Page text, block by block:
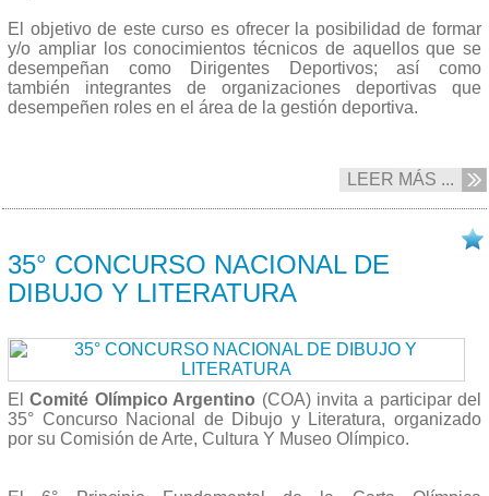
El objetivo de este curso es ofrecer la posibilidad de formar
y/o ampliar los conocimientos técnicos de aquellos que se
desempeñan como Dirigentes Deportivos; así como
también integrantes de organizaciones deportivas que
desempeñen roles en el área de la gestión deportiva.
LEER MÁS ...
35° CONCURSO NACIONAL DE
DIBUJO Y LITERATURA
ElComité Olímpico Argentino (COA) invita a participar del
35° Concurso Nacional de Dibujo y Literatura, organizado
por su Comisión de Arte, Cultura Y Museo Olímpico.